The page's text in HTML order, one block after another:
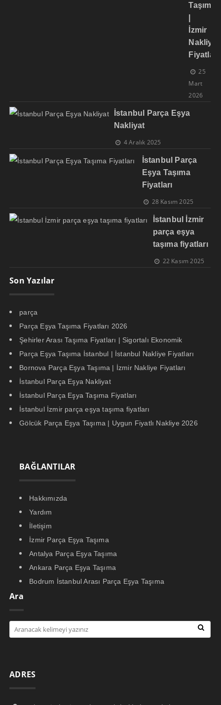
Taşıma
İzmir
Nakliye
Fiyatları
25
Mart
2026
İstanbul Parça Eşya
Nakliyat
4 Aralık 2025
İstanbul Parça
Eşya Taşıma
Fiyatları
28 Kasım 2025
İstanbul İzmir
parça eşya
taşıma fiyatları
22 Kasım 2025
Son Yazılar
parça
Parça Eşya Taşıma Fiyatları 2026
Şehirler Arası Taşıma Fiyatları | Sigortalı Ekonomik
Parça Eşya Taşıma İstanbul | İstanbul Nakliye Fiyatları
Bornova Parça Eşya Taşıma | İzmir Nakliye Fiyatları
İstanbul Parça Eşya Nakliyat
İstanbul Parça Eşya Taşıma Fiyatları
İstanbul İzmir parça eşya taşıma fiyatları
Gölcük Parça Eşya Taşıma | Uygun Fiyatlı Nakliye 2026
BAĞLANTILAR
Hakkımızda
Yardım
İletişim
İzmir Parça Eşya Taşıma
Antalya Parça Eşya Taşıma
Ankara Parça Eşya Taşıma
Bodrum İstanbul Arası Parça Eşya Taşıma
Ara
ADRES